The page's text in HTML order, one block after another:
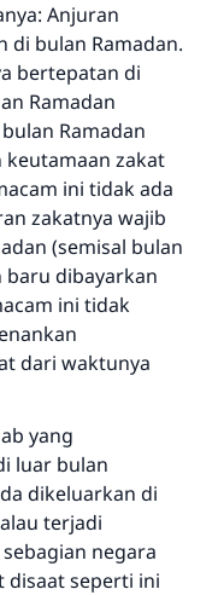
Anjuran
di bulan Ramadan.
bertepatan di
Ramadan
Ramadan
keutamaan zakat
ini tidak ada
zakatnya wajib
(semisal bulan
baru dibayarkan
ini tidak
dari waktunya
yang
luar bulan
dikeluarkan di
terjadi
negara
disaat seperti ini